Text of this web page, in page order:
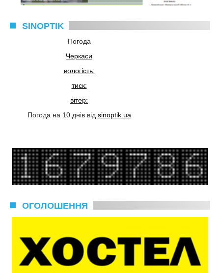
SINOPTIK
Погода
Черкаси
вологість:
тиск:
вітер:
Погода на 10 днів від sinoptik.ua
ОГОЛОШЕННЯ